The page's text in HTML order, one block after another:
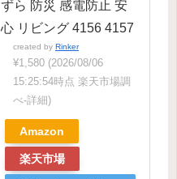
ずら 防災 感電防止 安
心 リビング 4156 4157
created by Rinker
¥1,580 (2026/08/06
15:25:54時点 楽天市場調
べ-詳細)
Amazon
楽天市場